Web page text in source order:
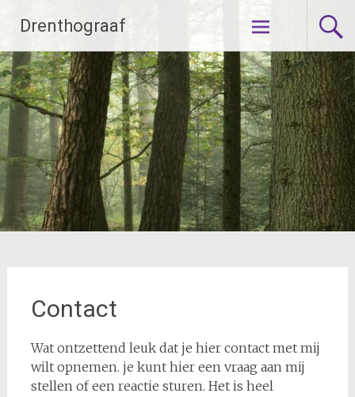
naar
de
inhoud
Drenthograaf
Contact
Wat ontzettend leuk dat je hier contact met mij
wilt opnemen. je kunt hier een vraag aan mij
stellen of een reactie sturen. Het is heel